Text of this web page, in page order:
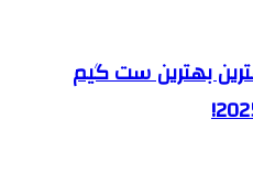
بهترین ست گیم